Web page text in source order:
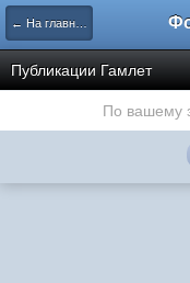
← На главную
Публикации Гамлет
По вашему